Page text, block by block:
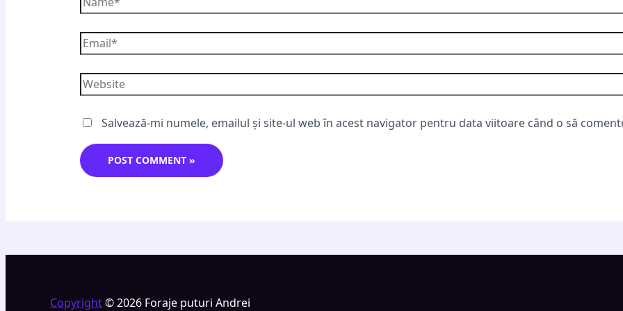
Salvează-mi numele, emailul și site-ul web în acest navigator pentru data viitoare când o să
Copyright© 2026 Foraje puturi Andrei